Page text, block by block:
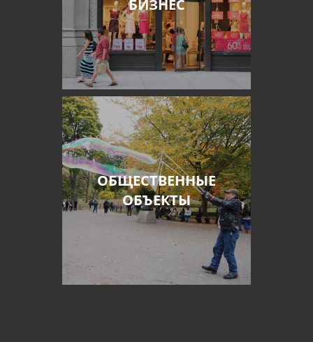
БИЗНЕС
ОБЩЕСТВЕННЫЕ
ОБЪЕКТЫ